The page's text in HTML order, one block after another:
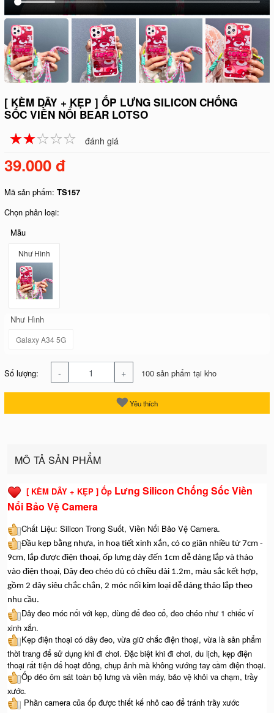
[ KÈM DÂY + KẸP ] ỐP LƯNG SILICON CHỐNG
SỐC VIỀN NỔI BEAR LOTSO
☆☆☆☆☆
★★★★★ đánh giá
39.000 đ
Mã sản phẩm:TS157
Chọn phân loại:
Mẫu
Như Hình
Như Hình
Galaxy A34 5G
Số lượng: - + 100 sản phẩm tại kho
Yêu thích
MÔ TẢ SẢN PHẨM
[ KÈM DÂY + KẸP ] ỐpLưng Silicon Chống Sốc Viền
Nổi Bảo Vệ Camera
Chất Liệu: Silicon Trong Suốt, Viền Nổi Bảo Vệ Camera.
Đầu kẹp bằng nhựa, in hoạ tiết xinh xắn, có co giãn nhiều từ 7cm -
9cm, lắp được điện thoại, ốp lưng dày đến 1cm dễ dàng lắp và tháo
vào điện thoại, Dây đeo chéo dù có chiều dài 1.2m, màu sắc kết hợp,
gồm 2 dây siêu chắc chắn, 2 móc nối kim loại dễ dáng tháo lắp theo
nhu cầu.
Dây đeo móc nối với kẹp, dùng để đeo cổ, đeo chéo như 1 chiếc ví
xinh xắn.
Kẹp điện thoại có dây đeo, vừa giữ chắc điện thoại, vừa là sản phẩm
thời trang để sử dụng khi đi chơi. Đặc biệt khi đi chơi, du lịch, kẹp điện
thoại rất tiện để hoạt đông, chụp ảnh mà không vướng tay cầm điện thoại.
Ốp dẻo ôm sát toàn bộ lưng và viền máy, bảo vệ khỏi va chạm, trầy
xước.
Phần camera của ốp được thiết kế nhô cao để tránh trầy xước